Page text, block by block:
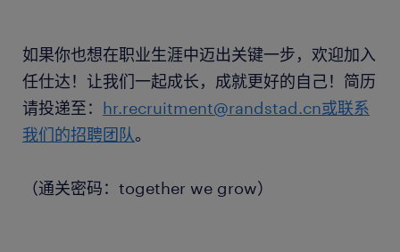
如果你也想在职业生涯中迈出关键一步，欢迎加入
任仕达！让我们一起成长，成就更好的自己！简历
请投递至： hr.recruitment@randstad.cn或联系
我们的招聘团队。
（通关密码：together we grow）